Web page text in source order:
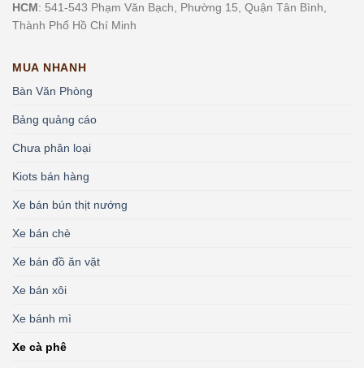
HCM: 541-543 Phạm Văn Bạch, Phường 15, Quận Tân Bình,
Thành Phố Hồ Chí Minh
MUA NHANH
Bàn Văn Phòng
Bảng quảng cáo
Chưa phân loại
Kiots bán hàng
Xe bán bún thịt nướng
Xe bán chè
Xe bán đồ ăn vặt
Xe bán xôi
Xe bánh mì
Xe cà phê